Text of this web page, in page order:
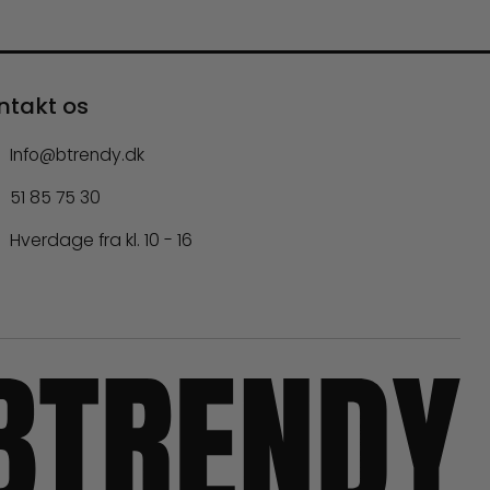
os
Info@btrendy.dk
51 85 75 30
Hverdage fra kl. 10 - 16